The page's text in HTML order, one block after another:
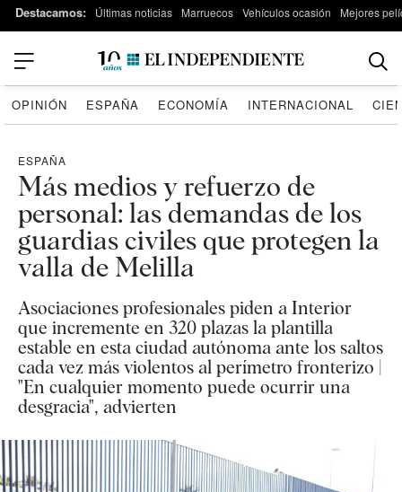
Destacamos: Últimas noticias Marruecos Vehículos ocasión Mejores
OPINIÓN ESPAÑA ECONOMÍA INTERNACIONAL
ESPAÑA
Más medios y refuerzo de
personal: las demandas de los
guardias civiles que protegen la
valla de Melilla
Asociaciones profesionales piden a Interior
que incremente en 320 plazas la plantilla
estable en esta ciudad autónoma ante los saltos
cada vez más violentos al perímetro fronterizo |
"En cualquier momento puede ocurrir una
desgracia", advierten